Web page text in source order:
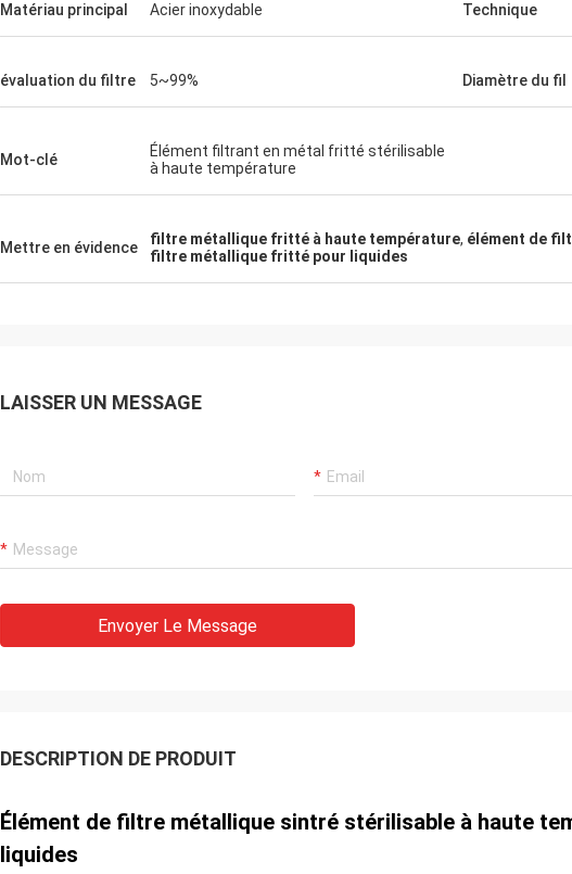
Matériau principal Acier inoxydable Technique
évaluation du filtre 5~99% Diamètre du fil
Mot-clé
Élément filtrant en métal fritté stérilisable
à haute température
Mettre en évidence filtre métallique fritté à haute température, élément de
filtre métallique fritté pour liquides
LAISSER UN MESSAGE
Envoyer Le Message
DESCRIPTION DE PRODUIT
Élément de filtre métallique sintré stérilisable à haute
liquides